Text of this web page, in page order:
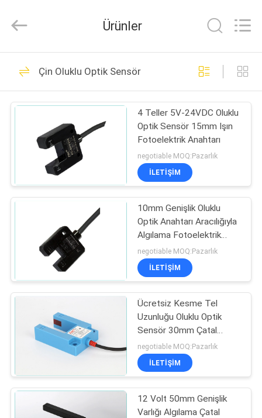
ÜRÜN:%
HAKKIMIZDA
FABRIKA
KALITE
KONTROL
ULAŞIN
TEKLIF
ISTEĞI
Copyright
2020
automationsensors.com.
Reserved.
Endüstriyel
Otomasyon
Sensörleri
20
Fiber Optik Sensör
26
Endüktif Proximity
Sensör
Ürünler
Çin Oluklu Optik Sensör
4 Teller 5V-24VDC Oluklu
Optik Sensör 15mm Işın
Fotoelektrik Anahtarı
negotiable MOQ:Pazarlık
İLETİŞİM
10mm Genişlik Oluklu
Optik Anahtarı Aracılığıyla
Algılama Fotoelektrik
Sensör
negotiable MOQ:Pazarlık
İLETİŞİM
Ücretsiz Kesme Tel
Uzunluğu Oluklu Optik
Sensör 30mm Çatal
Fotoelektrik Anahtarı
negotiable MOQ:Pazarlık
İLETİŞİM
12 Volt 50mm Genişlik
Varlığı Algılama Çatal